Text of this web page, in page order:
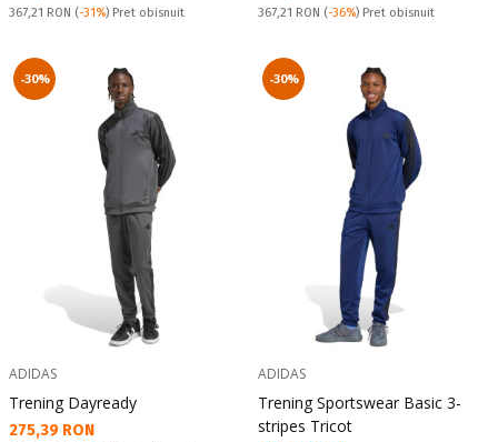
Pret obisnuit:
367,21 RON (-31%) Pret obisnuit Pret obisnuit:
367,21 RON (-36%) Pret obisnuit
-30%
ADIDAS
Trening Dayready
Текуща цена:
275,39 RON
-30%
ADIDAS
Trening Sportswear Basic 3-
stripes Tricot